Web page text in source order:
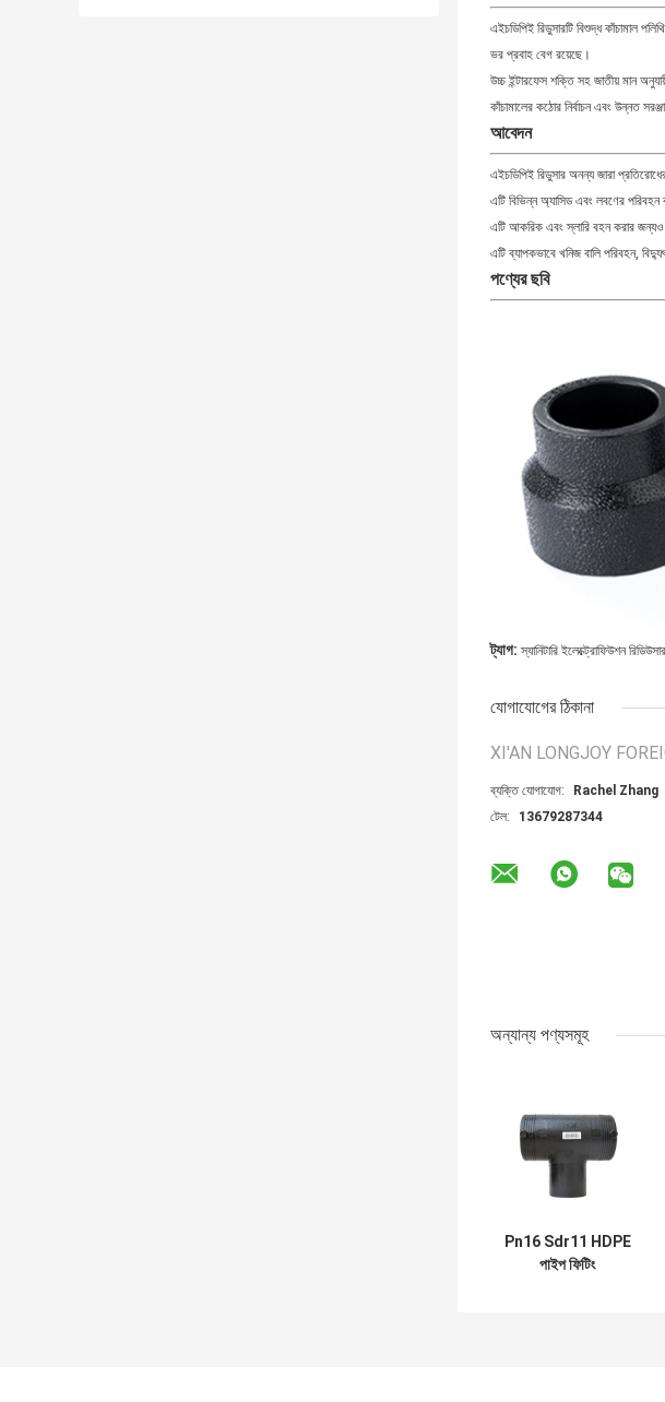
এইচডিপিই রিডুসারটি বিশুদ্ধ কাঁচামাল
ভর প্রবাহ বেগ রয়েছে।
উচ্চ ইন্টারফেস শক্তি সহ জাতীয় মান
কাঁচামালের কঠোর নির্বাচন এবং উন্নত
আবেদন
এইচডিপিই রিডুসার অনন্য জারা
এটি বিভিন্ন অ্যাসিড এবং লবণের পরিবহন
এটি আকরিক এবং স্লারি বহন করার জন্যও
এটি ব্যাপকভাবে খনিজ বালি পরিবহন,
পণ্যের ছবি
ট্যাগ: স্যানিটারি ইলেক্ট্রোফিউশন রিডিউসার
যোগাযোগের ঠিকানা
XI'AN LONGJOY
ব্যক্তি যোগাযোগ:
Rachel Zhang
টেল:
13679287344
অন্যান্য পণ্যসমূহ
Pn16 Sdr11 HDPE
পাইপ ফিটিং